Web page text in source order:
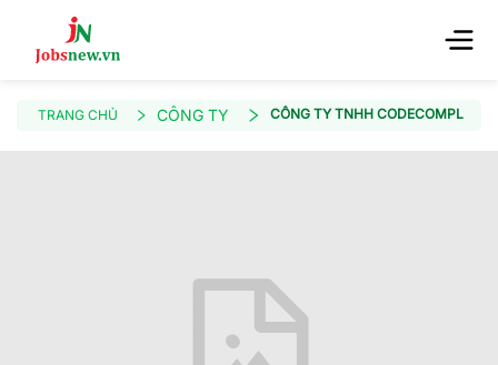
TRANG CHỦ CÔNG TY CÔNG TY TNHH CODECOMPLETE